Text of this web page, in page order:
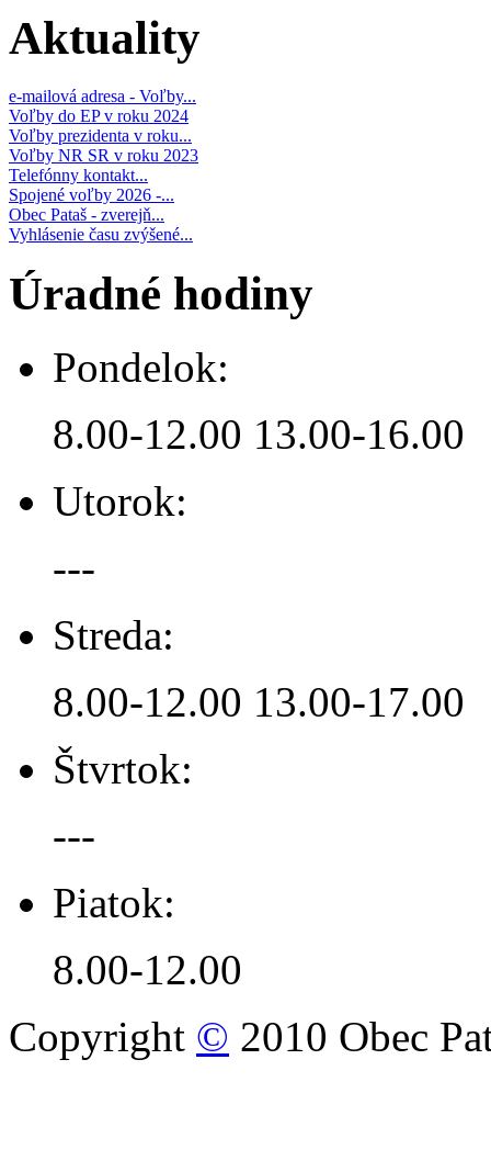
Aktuality
e-mailová adresa - Voľby...
Voľby do EP v roku 2024
Voľby prezidenta v roku...
Voľby NR SR v roku 2023
Telefónny kontakt...
Spojené voľby 2026 -...
Obec Pataš - zverejň...
Vyhlásenie času zvýšené...
Úradné hodiny
Pondelok:
8.00-12.00 13.00-16.00
Utorok:
---
Streda:
8.00-12.00 13.00-17.00
Štvrtok:
---
Piatok:
8.00-12.00
Copyright © 2010 Obec